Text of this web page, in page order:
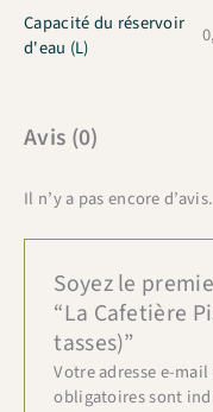
Capacité du réservoir
d'eau (L)
Avis (0)
Il n’y a pas encore d’avis.
Soyez le
“La Cafetière
tasses)”
Votre adresse e-
obligatoires sont